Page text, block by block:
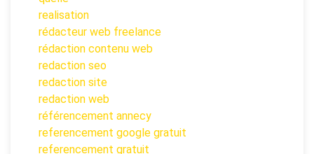
realisation
rédacteur web freelance
rédaction contenu web
redaction seo
redaction site
redaction web
référencement annecy
referencement google gratuit
referencement gratuit